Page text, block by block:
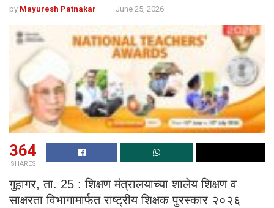
by Mayuresh Patnakar June 25, 2026
364
SHARES
गुहागर, ता. 25 : शिक्षण मंत्रालयाच्या शालेय शिक्षण व
साक्षरता विभागामार्फत राष्ट्रीय शिक्षक पुरस्कार २०२६